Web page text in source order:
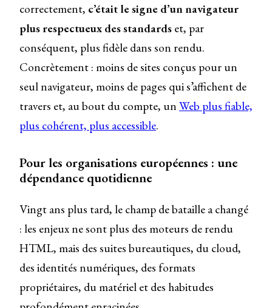
correctement, c’était le signe d’un navigateur
plus respectueux des standards et, par
conséquent, plus fidèle dans son rendu.
Concrètement : moins de sites conçus pour un
seul navigateur, moins de pages qui s’affichent de
travers et, au bout du compte, un Web plus fiable,
plus cohérent, plus accessible.
Pour les organisations européennes : une
dépendance quotidienne
Vingt ans plus tard, le champ de bataille a changé
: les enjeux ne sont plus des moteurs de rendu
HTML, mais des suites bureautiques, du cloud,
des identités numériques, des formats
propriétaires, du matériel et des habitudes